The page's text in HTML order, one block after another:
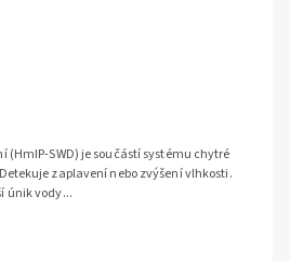
(HmIP-SWD) je součástí systému chytré
zaplavení nebo zvýšení vlhkosti.
únik vody...